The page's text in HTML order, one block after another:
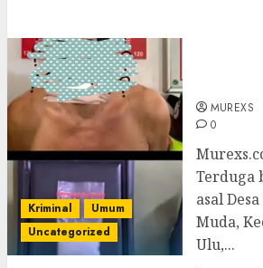
Kriminal
Umum
Uncategorized
MUREXS
0
Terduga
asal
Muda,
Ulu,...